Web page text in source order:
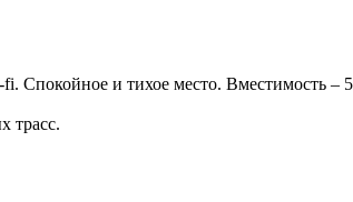
Спокойное и тихое место. Вместимость – 5
трасс.